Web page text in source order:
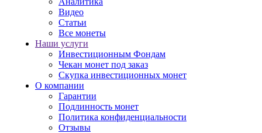
Видео
Статьи
Все монеты
Наши услуги
Инвестиционным Фондам
Чекан монет под заказ
Скупка инвестиционных монет
О компании
Гарантии
Подлинность монет
Политика конфиденциальности
Отзывы